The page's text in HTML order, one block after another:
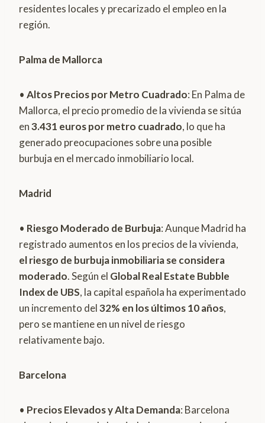
residentes locales y precarizado el empleo en la
región.
Palma de Mallorca
• Altos Precios por Metro Cuadrado: En Palma de
Mallorca, el precio promedio de la vivienda se sitúa
en3.431 euros por metro cuadrado, lo que ha
generado preocupaciones sobre una posible
burbuja en el mercado inmobiliario local.
Madrid
• Riesgo Moderado de Burbuja: Aunque Madrid ha
registrado aumentos en los precios de la vivienda,
el riesgo de burbuja inmobiliaria se considera
moderado. Según el Global Real Estate Bubble
Index de UBS, la capital española ha experimentado
un incremento del32% en los últimos 10 años,
pero se mantiene en un nivel de riesgo
relativamente bajo.
Barcelona
• Precios Elevados y Alta Demanda: Barcelona